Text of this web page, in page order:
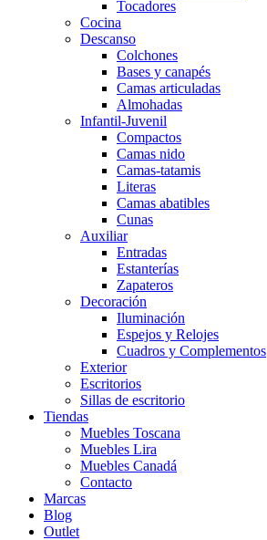
Tocadores
Cocina
Descanso
Colchones
Bases y canapés
Camas articuladas
Almohadas
Infantil-Juvenil
Compactos
Camas nido
Camas-tatamis
Literas
Camas abatibles
Cunas
Auxiliar
Entradas
Estanterías
Zapateros
Decoración
Iluminación
Espejos y Relojes
Cuadros y Complementos
Exterior
Escritorios
Sillas de escritorio
Tiendas
Muebles Toscana
Muebles Lira
Muebles Canadá
Contacto
Marcas
Blog
Outlet